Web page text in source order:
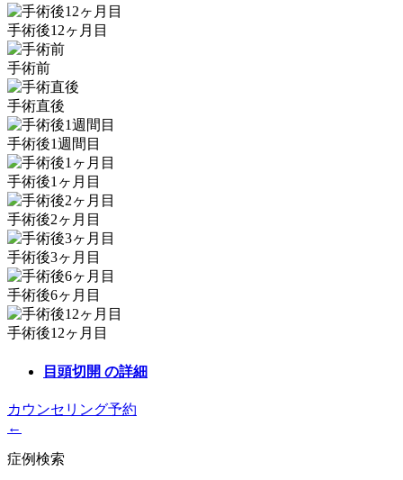
手術後12ヶ月目
手術前
手術直後
手術後1週間目
手術後1ヶ月目
手術後2ヶ月目
手術後3ヶ月目
手術後6ヶ月目
手術後12ヶ月目
目頭切開 の詳細
カウンセリング予約
←
症例検索